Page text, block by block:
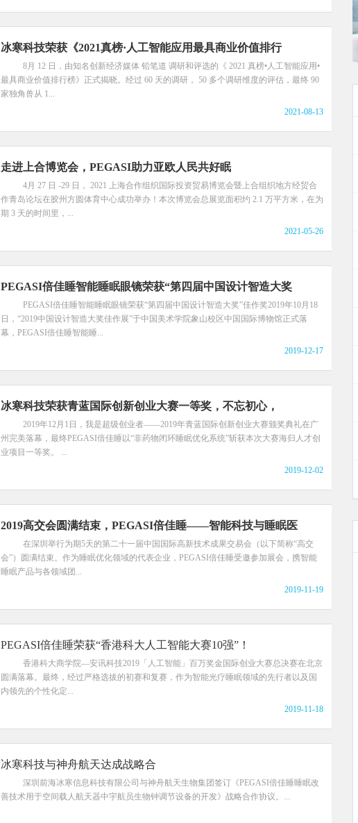
冰寒科技荣获《2021真榜·人工智能应用最具商业价值排行
8月 12 日，由知名创新经济媒体 铅笔道 调研和评选的《 2021 真榜•人工智能应用•
最具商业价值排行榜》正式揭晓。经过 60 天的调研， 50 多个调研维度的评估，最终 90
家独角兽从 1...
2021-08-13
走进上合博览会，PEGASI助力亚欧人民共好眠
4月 27 日 -29 日， 2021 上海合作组织国际投资贸易博览会暨上合组织地方经贸合
作青岛论坛在胶州方圆体育中心成功举办！本次博览会总展览面积约 2.1 万平方米，在为
期 3 天的时间里，...
2021-05-26
PEGASI倍佳睡智能睡眠眼镜荣获“第四届中国设计智造大奖
PEGASI倍佳睡智能睡眠眼镜荣获“第四届中国设计智造大奖”佳作奖2019年10月18
日，“2019中国设计智造大奖佳作展”于中国美术学院象山校区中国国际博物馆正式落
幕，PEGASI倍佳睡智能睡...
2019-12-17
冰寒科技荣获青蓝国际创新创业大赛一等奖，不忘初心，
2019年12月1日，我是超级创业者——2019年青蓝国际创新创业大赛颁奖典礼在广
州完美落幕，最终PEGASI倍佳睡以“非药物闭环睡眠优化系统”斩获本次大赛海归人才创
业项目一等奖。 ...
2019-12-02
2019高交会圆满结束，PEGASI倍佳睡——智能科技与睡眠医
在深圳举行为期5天的第二十一届中国国际高新技术成果交易会（以下简称“高交
会”）圆满结束。作为睡眠优化领域的代表企业，PEGASI倍佳睡受邀参加展会，携智能
睡眠产品与各领域团...
2019-11-19
PEGASI倍佳睡荣获“香港科大人工智能大赛10强”！
香港科大商学院—安讯科技2019「人工智能」百万奖金国际创业大赛总决赛在北京
圆满落幕。最终，经过严格选拔的初赛和复赛，作为智能光疗睡眠领域的先行者以及国
内领先的个性化定...
2019-11-18
冰寒科技与神舟航天达成战略合
深圳前海冰寒信息科技有限公司与神舟航天生物集团签订《PEGASI倍佳睡睡眠改
善技术用于空间载人航天器中宇航员生物钟调节设备的开发》战略合作协议。...